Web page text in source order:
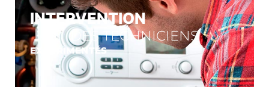
INTERVENTION
DES TECHNICIENS
EXPÉRIMENTÉS